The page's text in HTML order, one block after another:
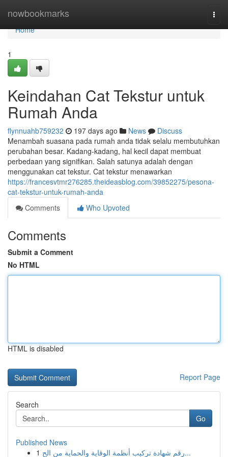
nowbookmarks
Home
Home
1
Keindahan Cat Tekstur untuk
Rumah Anda
flynnuahb759232 197 days ago News
Discuss
Menambah suasana pada rumah anda tidak selalu membutuhkan
perubahan besar. Kadang-kadang, hal kecil dapat membuat
perbedaan yang signifikan. Salah satunya adalah dengan
menggunakan cat tekstur. Cat tekstur menawarkan
https://francesvtmr276285.theideasblog.com/39852275/pesona-
cat-tekstur-untuk-rumah-anda
Comments
Who Upvoted
Comments
Submit a Comment
No HTML
HTML is disabled
Report Page
Search
Go
Published News
1
رقم شهادة تركيب أنظمة الوقاية والحماية من الح...